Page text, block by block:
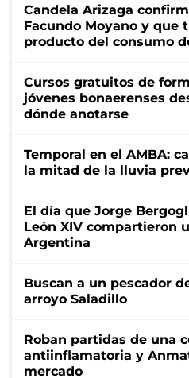
Candela Arizaga
Facundo Moyano y que
producto del consumo
Cursos gratuitos de
jóvenes bonaerenses
dónde anotarse
Temporal en el AMBA:
la mitad de la lluvia
El día que Jorge
León XIV compartieron
Argentina
Buscan a un pescador
arroyo Saladillo
Roban partidas de una
antiinflamatoria y
mercado